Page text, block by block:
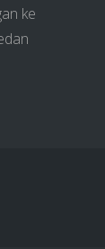
ke